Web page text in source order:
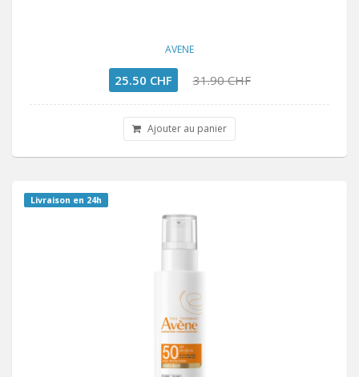
AVENE
25.50 CHF 31.90 CHF
Ajouter au panier
Livraison en 24h